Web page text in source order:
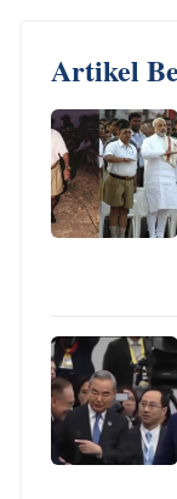
Artikel